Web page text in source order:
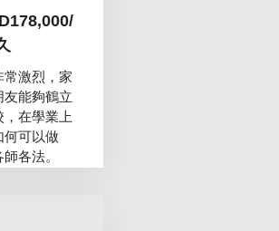
常激烈，家
友能夠鶴立
在學業上
何可以做
各法。